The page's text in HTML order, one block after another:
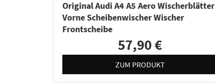
Original Audi A4 A5 Aero Wischerblätter
Vorne Scheibenwischer Wischer
Frontscheibe
57,90 €
ZUM PRODUKT